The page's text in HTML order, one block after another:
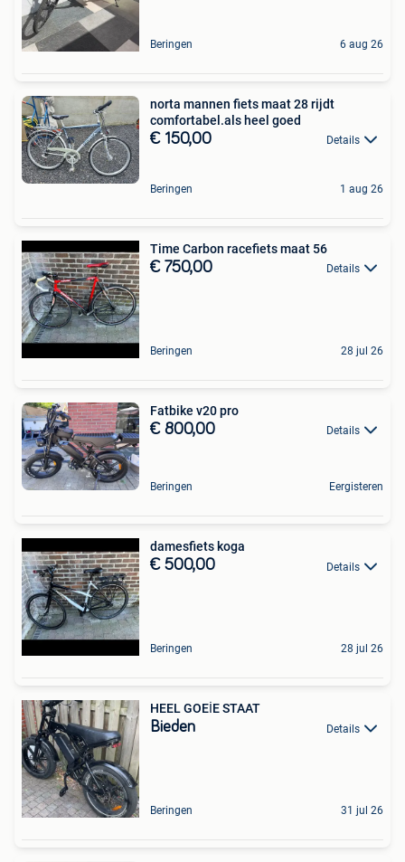
Beringen 6 aug 26
norta mannen fiets maat 28 rijdt
comfortabel.als heel goed
€ 150,00 Details
Beringen 1 aug 26
Time Carbon racefiets maat 56
€ 750,00 Details
Beringen 28 jul 26
Fatbike v20 pro
€ 800,00 Details
Beringen Eergisteren
damesfiets koga
€ 500,00 Details
Beringen 28 jul 26
HEEL GOEİE STAAT
Bieden Details
Beringen 31 jul 26